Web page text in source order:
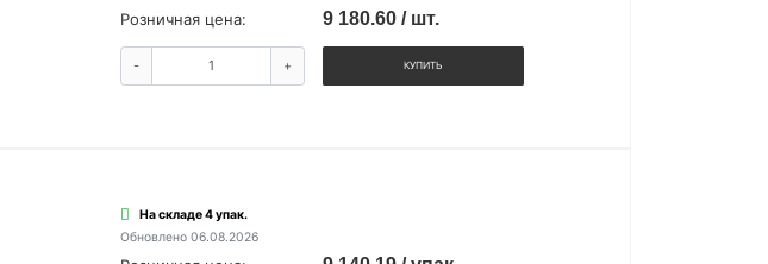
Розничная цена: 9 180.60 / шт.
- + КУПИТЬ
На складе 4 упак.
Обновлено 06.08.2026